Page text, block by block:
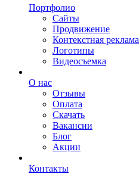
Портфолио
Сайты
Продвижение
Контекстная реклама
Логотипы
Видеосъемка
О нас
Отзывы
Оплата
Скачать
Вакансии
Блог
Акции
Контакты